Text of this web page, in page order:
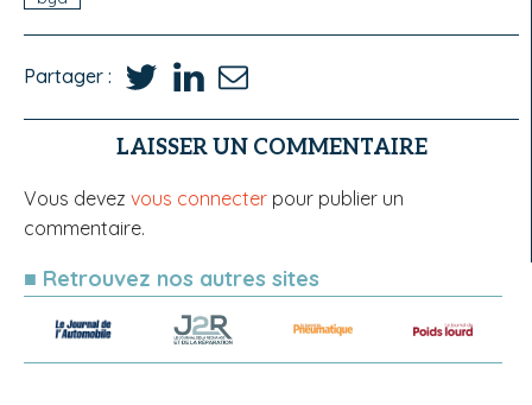
Partager :
LAISSER UN COMMENTAIRE
Vous devez vous connecter pour publier un
commentaire.
■ Retrouvez nos autres sites